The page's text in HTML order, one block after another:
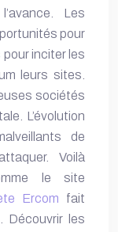
Les
pour
pour inciter les
leurs sites.
sociétés
L’évolution
de
Voilà
le site
Ercom fait
Découvrir les